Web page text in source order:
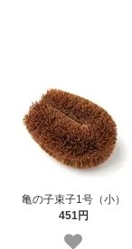
亀の子束子1号（小）
451円